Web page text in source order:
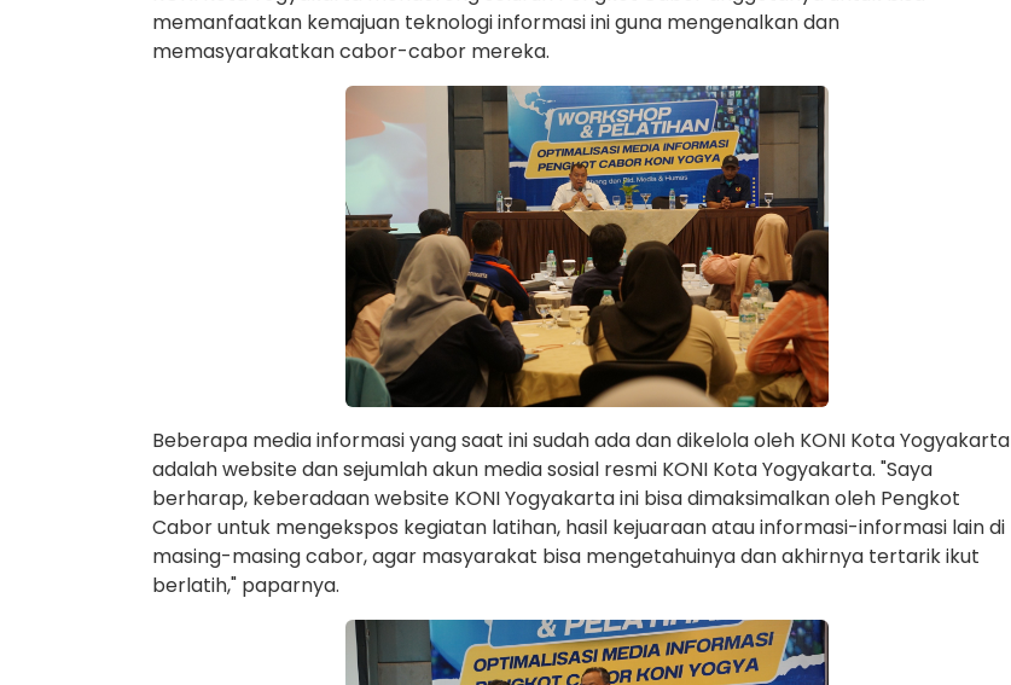
memanfaatkan kemajuan teknologi informasi ini guna mengenalkan dan
memasyarakatkan cabor-cabor mereka.
Beberapa media informasi yang saat ini sudah ada dan dikelola oleh KONI Kota Yogyakarta
adalah website dan sejumlah akun media sosial resmi KONI Kota Yogyakarta. "Saya
berharap, keberadaan website KONI Yogyakarta ini bisa dimaksimalkan oleh Pengkot
Cabor untuk mengekspos kegiatan latihan, hasil kejuaraan atau informasi-informasi lain di
masing-masing cabor, agar masyarakat bisa mengetahuinya dan akhirnya tertarik ikut
berlatih," paparnya.